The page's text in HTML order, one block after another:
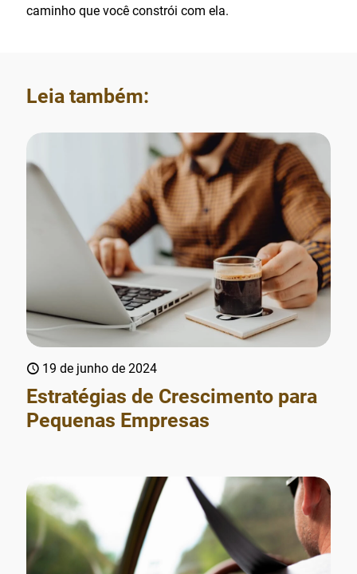
caminho que você constrói com ela.
Leia também:
19 de junho de 2024
Estratégias de Crescimento para
Pequenas Empresas